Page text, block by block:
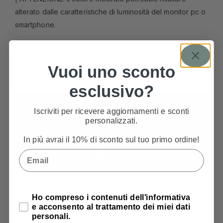
alterato dalle caratteristiche di luminosità del monitor pc o
smartphone.
PRODOTTI CORRELATI
Vuoi uno sconto
esclusivo?
Iscriviti per ricevere aggiornamenti e sconti
personalizzati.
In più avrai il 10% di sconto sul tuo primo ordine!
Email
Privacy Policy
Ho compreso i contenuti dell'informativa
e acconsento al trattamento dei miei dati
personali.